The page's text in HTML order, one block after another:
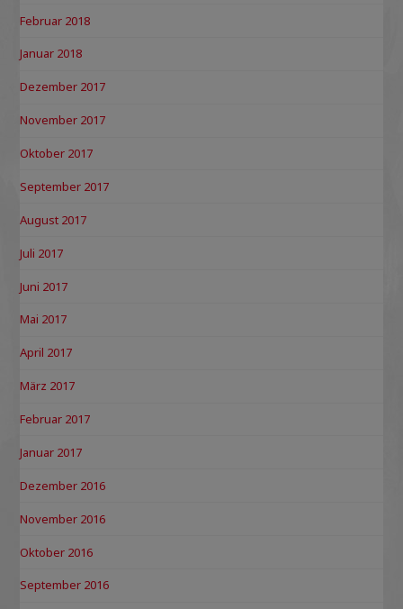
Februar 2018
Januar 2018
Dezember 2017
November 2017
Oktober 2017
September 2017
August 2017
Juli 2017
Juni 2017
Mai 2017
April 2017
März 2017
Februar 2017
Januar 2017
Dezember 2016
November 2016
Oktober 2016
September 2016